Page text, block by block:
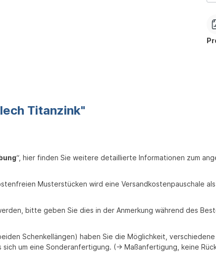
Titanzink"
“, hier finden Sie weitere detaillierte Informationen zum
Musterstücken wird eine Versandkostenpauschale
bitte geben Sie dies in der Anmerkung während des
Schenkellängen) haben Sie die Möglichkeit,
um eine Sonderanfertigung. (-> Maßanfertigung, keine